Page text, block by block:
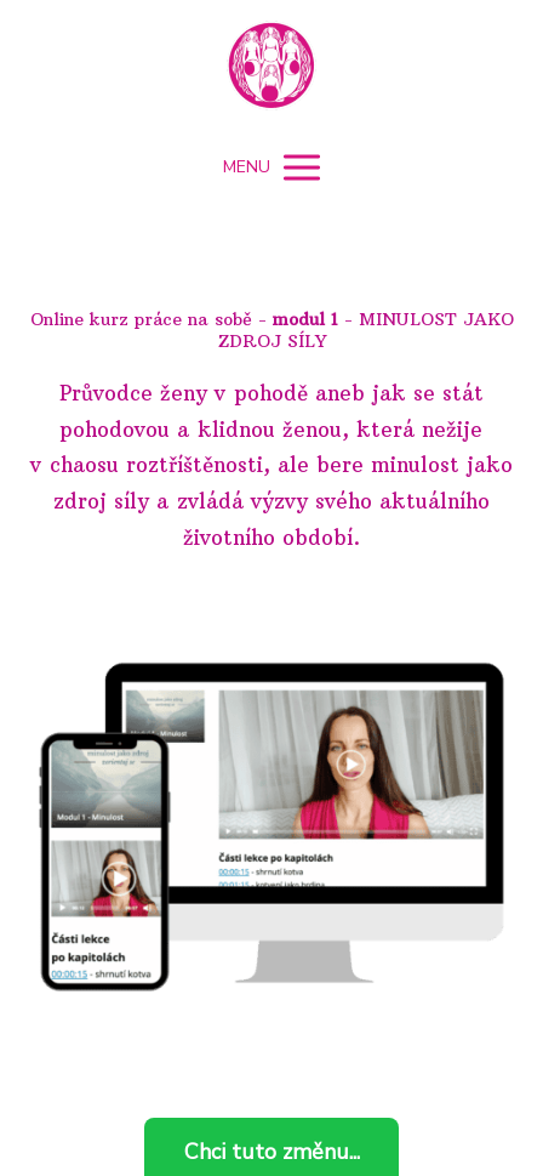
MENU
Online kurz práce na sobě - modul 1- MINULOST JAKO
ZDROJ SÍLY
Průvodce ženy v pohodě aneb jak se stát
pohodovou a klidnou ženou, která nežije
v chaosu roztříštěnosti, ale bere minulost jako
zdroj síly a zvládá výzvy svého aktuálního
životního období.
Chci tuto změnu...